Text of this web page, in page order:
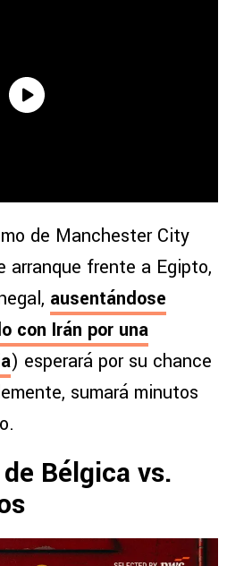
de Manchester City
arranque frente a Egipto,
ausentándose
con Irán por una
) esperará por su chance
sumará minutos
Bélgica vs.